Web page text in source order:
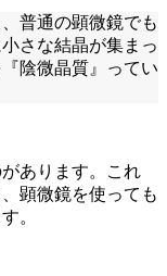
普通の顕微鏡でも
さな結晶が集まっ
陰微晶質』ってい
あります。これ
顕微鏡を使っても
。